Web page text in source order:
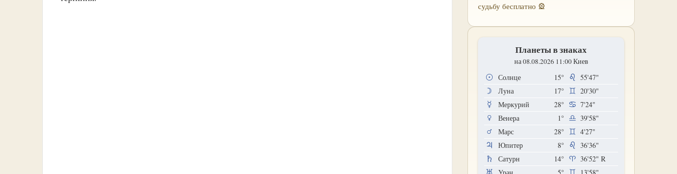
судьбу бесплатно 🎡
Планеты в знаках
на 08.08.2026 11:00 Киев
Солнце 15°
55'47"
Луна
17°
20'30"
Меркурий
28°
7'24"
Венера
1°
39'58"
Марс
28°
4'27"
Юпитер
8°
36'36"
Сатурн
14° 36'52" R